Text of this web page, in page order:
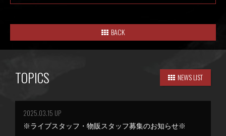
BACK
TOPICS NEWS LIST
2025.03.15 UP
※ライブスタッフ・物販スタッフ募集のお知らせ※